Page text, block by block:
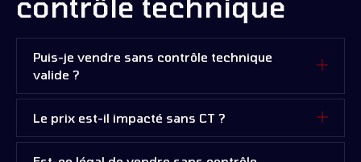
Puis-je vendre sans contrôle technique
valide ?
Le prix est-il impacté sans CT ?